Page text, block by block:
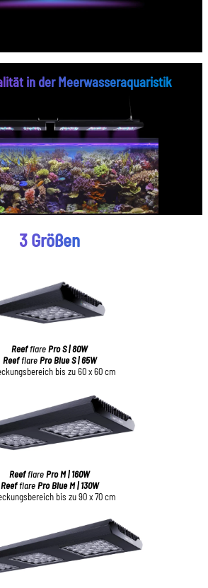
in der Meerwasseraquaristik
3 Größen
ReefflarePro S | 80W
ReefflarePro Blue S | 65W
bis zu 60 x 60 cm
ReefflarePro M | 160W
ReefflarePro Blue M | 130W
bis zu 90 x 70 cm